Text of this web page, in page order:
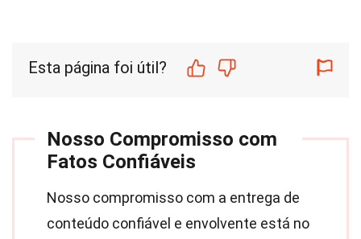
Esta página foi útil?
Nosso Compromisso com
Fatos Confiáveis
Nosso compromisso com a entrega de
conteúdo confiável e envolvente está no